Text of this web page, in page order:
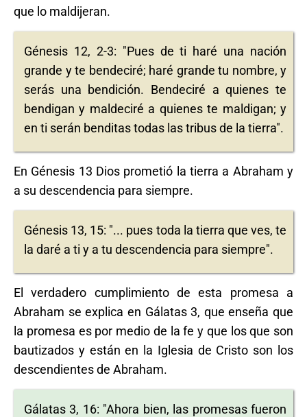
que lo maldijeran.
Génesis 12, 2-3: "Pues de ti haré una nación
grande y te bendeciré; haré grande tu nombre, y
serás una bendición. Bendeciré a quienes te
bendigan y maldeciré a quienes te maldigan; y
en ti serán benditas todas las tribus de la tierra".
En Génesis 13 Dios prometió la tierra a Abraham y
a su descendencia para siempre.
Génesis 13, 15: "... pues toda la tierra que ves, te
la daré a ti y a tu descendencia para siempre".
El verdadero cumplimiento de esta promesa a
Abraham se explica en Gálatas 3, que enseña que
la promesa es por medio de la fe y que los que son
bautizados y están en la Iglesia de Cristo son los
descendientes de Abraham.
Gálatas 3, 16: "Ahora bien, las promesas fueron